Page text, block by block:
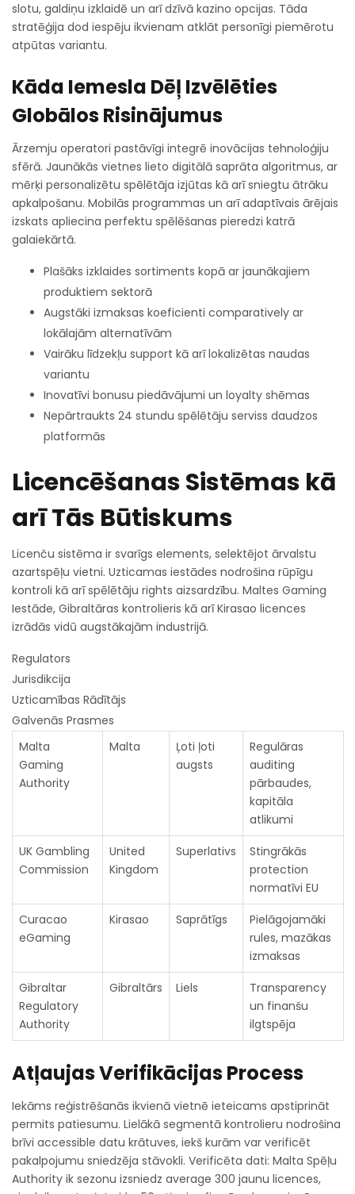
slotu, galdiņu izklaidē un arī dzīvā kazino opcijas. Tāda
stratēģija dod iespēju ikvienam atklāt personīgi piemērotu
atpūtas variantu.
Kāda Iemesla Dēļ Izvēlēties
Globālos Risinājumus
Ārzemju operatori pastāvīgi integrē inovācijas tehnоloģiju
sfērā. Jaunākās vietnes lieto digitālā saprāta algoritmus, ar
mērķi personalizētu spēlētāja izjūtas kā arī sniegtu ātrāku
apkalpošanu. Mobilās programmas un arī adaptīvais ārējais
izskats apliecina perfektu spēlēšanas pieredzi katrā
galaiekārtā.
Plašāks izklaides sortiments kopā ar jaunākajiem
produktiem sektorā
Augstāki izmaksas koeficienti comparatively ar
lokālajām alternatīvām
Vairāku līdzekļu support kā arī lokalizētas naudas
variantu
Inovatīvi bonusu piedāvājumi un loyalty shēmas
Nepārtraukts 24 stundu spēlētāju serviss daudzos
platformās
Licencēšanas Sistēmas kā
arī Tās Būtiskums
Licenču sistēma ir svarīgs elements, selektējot ārvalstu
azartspēļu vietni. Uzticamas iestādes nodrošina rūpīgu
kontroli kā arī spēlētāju rights aizsardzību. Maltes Gaming
Iestāde, Gibraltāras kontrolieris kā arī Kirasao licences
izrādās vidū augstākajām industrijā.
Regulators
Jurisdikcija
Uzticamības Rādītājs
Galvenās Prasmes
Malta
Gaming
Authority
Malta
Ļoti ļoti
augsts
Regulāras
auditing
pārbaudes,
kapitāla
atlikumi
UK Gambling
Commission
United
Kingdom
Superlativs
Stingrākās
protection
normatīvi EU
Curacao
eGaming
Kirasao Saprātīgs
Pielāgojamāki
rules, mazākas
izmaksas
Gibraltar
Regulatory
Authority
Gibraltārs Liels
Transparency
un finanšu
ilgtspēja
Atļaujas Verifikācijas Process
Iekāms reģistrēšanās ikvienā vietnē ieteicams apstiprināt
permits patiesumu. Lielākā segmentā kontrolieru nodrošina
brīvi accessible datu krātuves, iekš kurām var verificēt
pakalpojumu sniedzēja stāvokli. Verificēta dati: Malta Spēļu
Authority ik sezonu izsniedz average 300 jaunu licences,